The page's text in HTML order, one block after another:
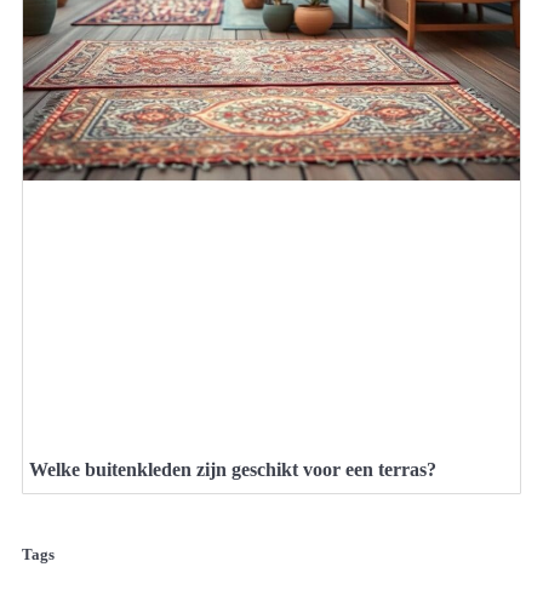
Welke buitenkleden zijn geschikt voor een terras?
Tags